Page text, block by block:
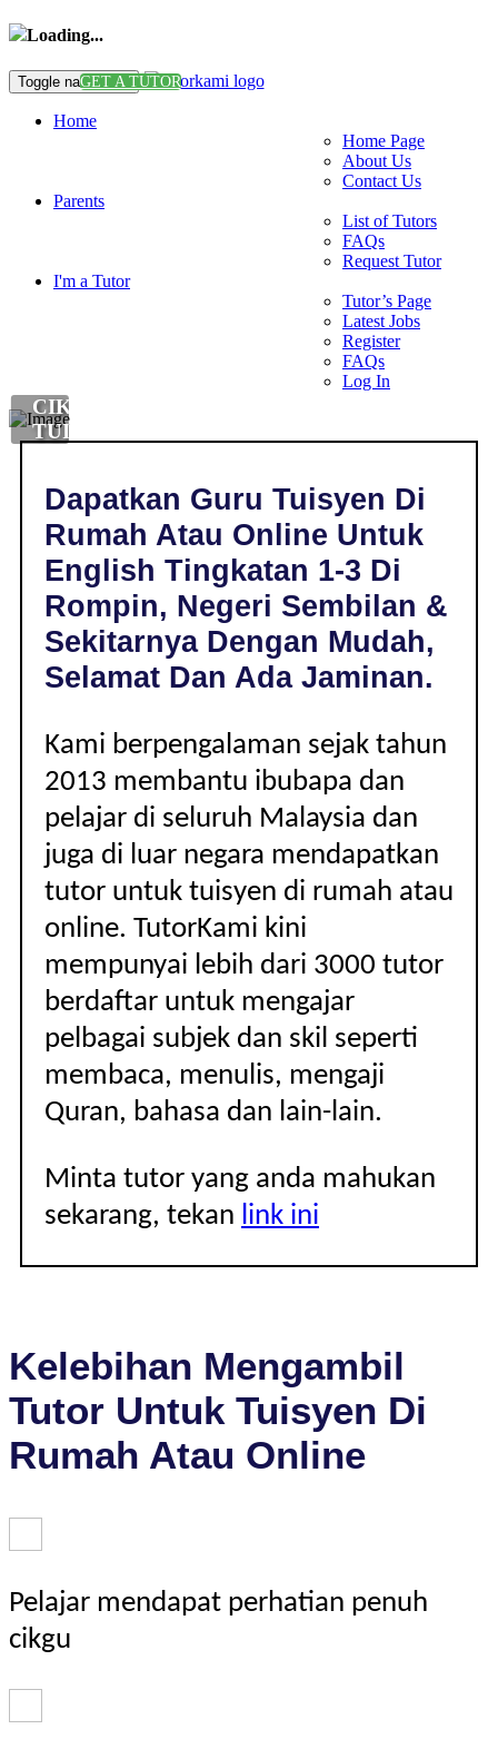
Loading...
Toggle navigationGET A TUTOR
Home
Home Page
About Us
Contact Us
Parents
List of Tutors
FAQs
Request Tutor
I'm a Tutor
Tutor’s Page
Latest Jobs
Register
FAQs
Log In
CIKGU
TUISYEN
ROMPIN,
NEGERI
SEMBILAN
TINGKATAN
1-
Dapatkan Guru Tuisyen Di
Rumah Atau Online Untuk
English Tingkatan 1-3 Di
Rompin, Negeri Sembilan &
Sekitarnya Dengan Mudah,
Selamat Dan Ada Jaminan.
Kami berpengalaman sejak tahun
2013 membantu ibubapa dan
pelajar di seluruh Malaysia dan
juga di luar negara mendapatkan
tutor untuk tuisyen di rumah atau
online. TutorKami kini
mempunyai lebih dari 3000 tutor
berdaftar untuk mengajar
pelbagai subjek dan skil seperti
membaca, menulis, mengaji
Quran, bahasa dan lain-lain.
Minta tutor yang anda mahukan
sekarang, tekan link ini
Kelebihan Mengambil
Tutor Untuk Tuisyen Di
Rumah Atau Online
Pelajar mendapat perhatian penuh
cikgu